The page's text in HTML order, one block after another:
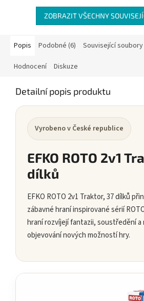
ZOBRAZIT VŠECHNY
Popis Podobné (6) Související soubory
Hodnocení Diskuze
Detailní popis produktu
Vyrobeno v České republice
EFKO ROTO 2v1
dílků
EFKO ROTO 2v1 Traktor, 37 dílků
zábavné hraní inspirované sérií
hraní rozvíjejí fantazii, soustředění a
objevování nových možností hry.